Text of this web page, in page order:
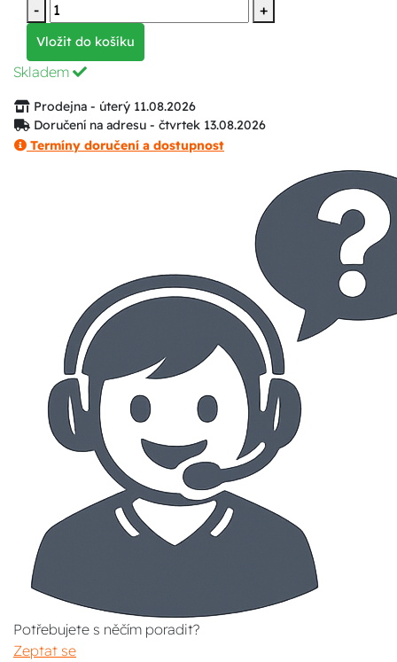
-
+
Vložit do košíku
Skladem
Prodejna - úterý 11.08.2026
Doručení na adresu - čtvrtek 13.08.2026
Termíny doručení a dostupnost
Potřebujete s něčím poradit?
Zeptat se